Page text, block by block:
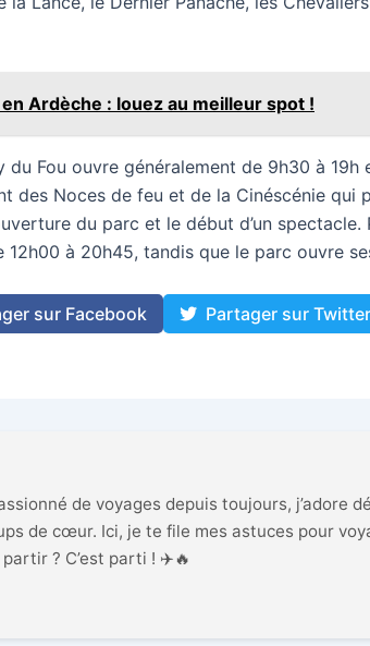
Ardèche : louez au meilleur spot !
du Fou ouvre généralement de 9h30 à
des Noces de feu et de la Cinéscénie
du parc et le début d’un
12h00 à 20h45, tandis que le parc ouvre
sur Facebook Partager sur Twitter
de voyages depuis toujours,
de cœur. Ici, je te file mes astuces pour
? C’est parti ! ✈️🔥